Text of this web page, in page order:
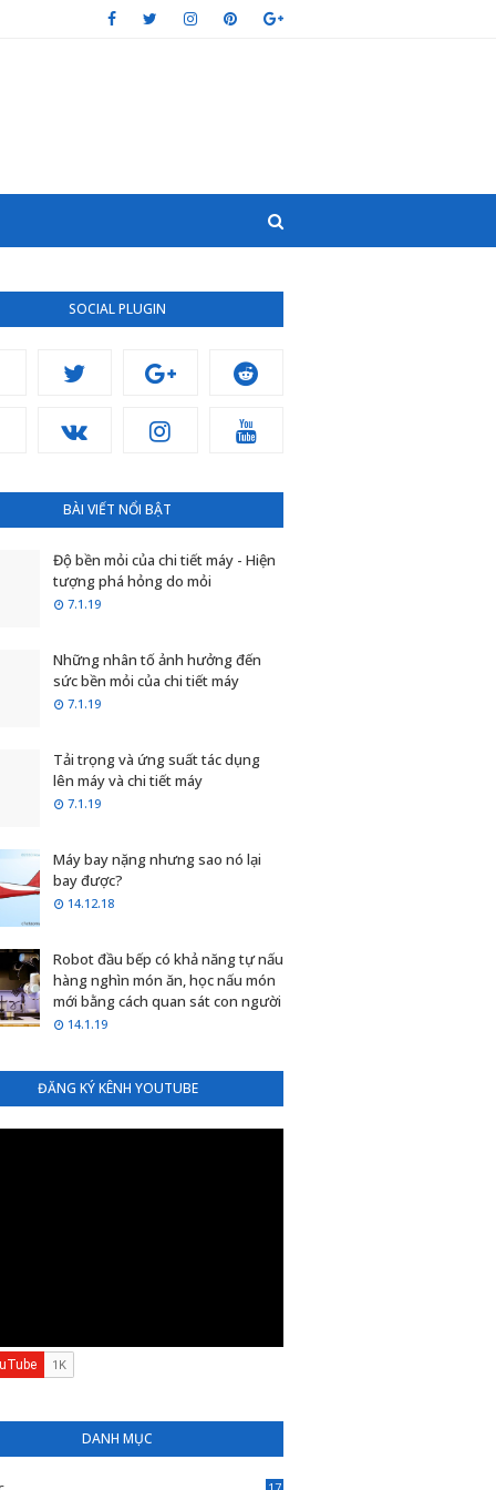
SOCIAL PLUGIN
BÀI VIẾT NỔI BẬT
Độ bền mỏi của chi tiết máy - Hiện
tượng phá hỏng do mỏi
7.1.19
Những nhân tố ảnh hưởng đến
sức bền mỏi của chi tiết máy
7.1.19
Tải trọng và ứng suất tác dụng
lên máy và chi tiết máy
7.1.19
Máy bay nặng nhưng sao nó lại
bay được?
14.12.18
Robot đầu bếp có khả năng tự nấu
hàng nghìn món ăn, học nấu món
mới bằng cách quan sát con người
14.1.19
ĐĂNG KÝ KÊNH YOUTUBE
DANH MỤC